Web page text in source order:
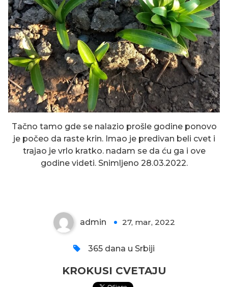
Tačno tamo gde se nalazio prošle godine ponovo
je počeo da raste krin. Imao je predivan beli cvet i
trajao je vrlo kratko. nadam se da ću ga i ove
godine videti. Snimljeno 28.03.2022.
admin 27, mar, 2022
365 dana u Srbiji
KROKUSI CVETAJU